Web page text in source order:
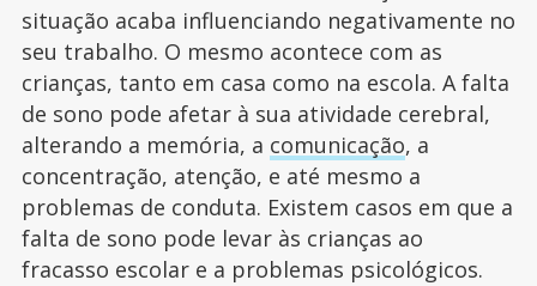
situação acaba influenciando negativamente no
seu trabalho. O mesmo acontece com as
crianças, tanto em casa como na escola. A falta
de sono pode afetar à sua atividade cerebral,
alterando a memória, a comunicação, a
concentração, atenção, e até mesmo a
problemas de conduta. Existem casos em que a
falta de sono pode levar às crianças ao
fracasso escolar e a problemas psicológicos.